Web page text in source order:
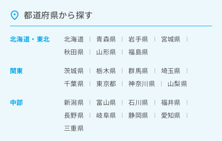
都道府県から探す
北海道 ・ 東北 北海道 青森県 岩手県
宮城県
秋田県
山形県
福島県
関東
茨城県 栃木県 群馬県
埼玉県
千葉県
東京都 神奈川県
山梨県
中部
新潟県 富山県 石川県
福井県
長野県
岐阜県 静岡県
愛知県
三重県